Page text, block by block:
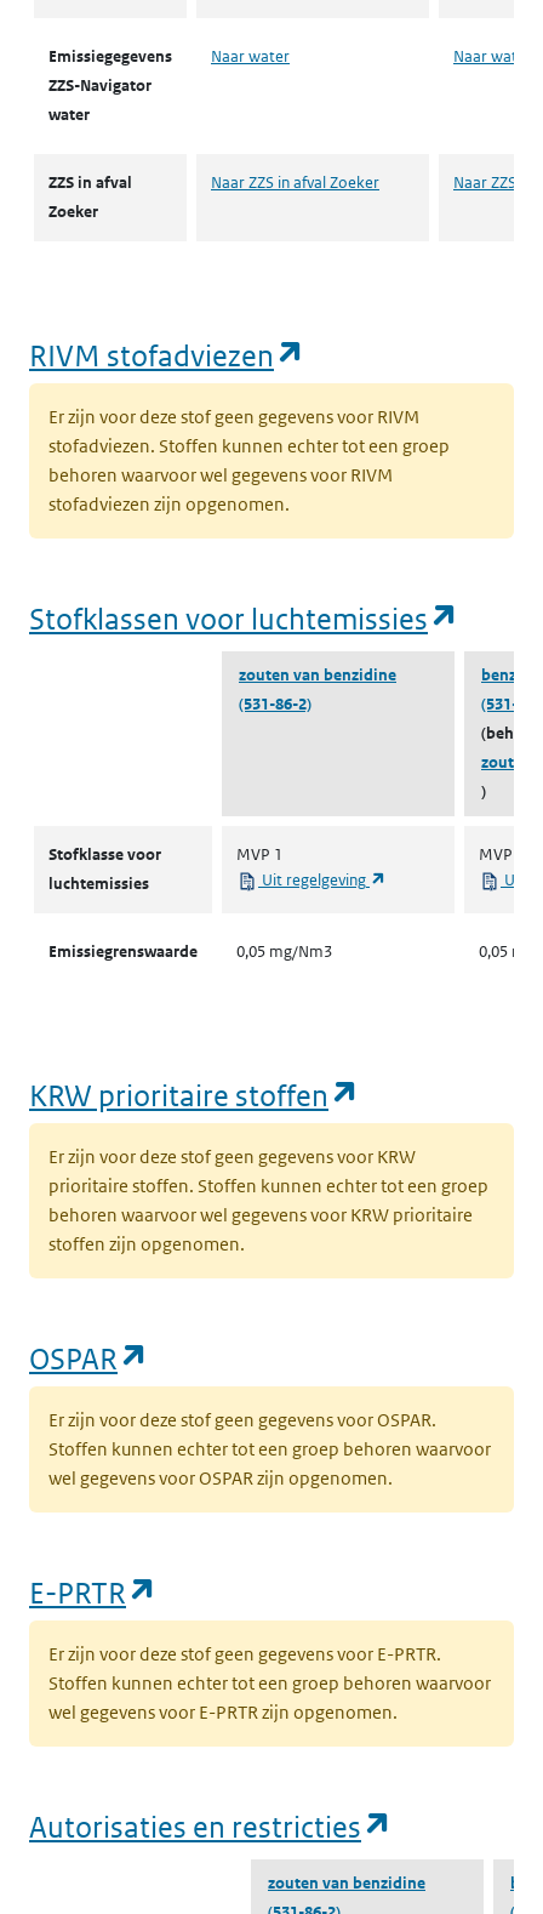
Emissiegegevens
ZZS-Navigator
water
Naar water Naar water
ZZS in afval
Zoeker
Naar ZZS in afval Zoeker Naar ZZS in
RIVM stofadviezen
Er zijn voor deze stof geen gegevens voor RIVM
stofadviezen. Stoffen kunnen echter tot een groep
behoren waarvoor wel gegevens voor RIVM
stofadviezen zijn opgenomen.
Stofklassen voor luchtemissies
zouten van benzidine
(531-86-2)
(531-
zouten
)
Stofklasse voor
luchtemissies
MVP 1
Uit regelgeving
(opent in een nieuw
MVP 1
Uit
Emissiegrenswaarde 0,05 mg/Nm3 0,05
KRW prioritaire stoffen
Er zijn voor deze stof geen gegevens voor KRW
prioritaire stoffen. Stoffen kunnen echter tot een groep
behoren waarvoor wel gegevens voor KRW prioritaire
stoffen zijn opgenomen.
OSPAR
Er zijn voor deze stof geen gegevens voor OSPAR.
Stoffen kunnen echter tot een groep behoren waarvoor
wel gegevens voor OSPAR zijn opgenomen.
E-PRTR
Er zijn voor deze stof geen gegevens voor E-PRTR.
Stoffen kunnen echter tot een groep behoren waarvoor
wel gegevens voor E-PRTR zijn opgenomen.
Autorisaties en restricties
zouten van benzidine